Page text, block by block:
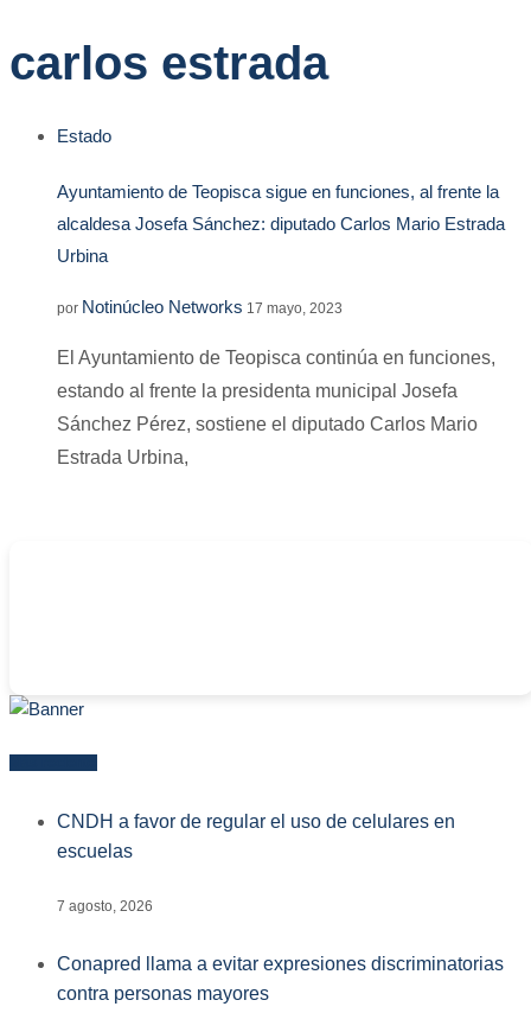
carlos estrada
Estado
Ayuntamiento de Teopisca sigue en funciones, al frente la
alcaldesa Josefa Sánchez: diputado Carlos Mario Estrada
Urbina
por Notinúcleo Networks 17 mayo, 2023
El Ayuntamiento de Teopisca continúa en funciones,
estando al frente la presidenta municipal Josefa
Sánchez Pérez, sostiene el diputado Carlos Mario
Estrada Urbina,
CNDH a favor de regular el uso de celulares en
escuelas
7 agosto, 2026
Conapred llama a evitar expresiones discriminatorias
contra personas mayores